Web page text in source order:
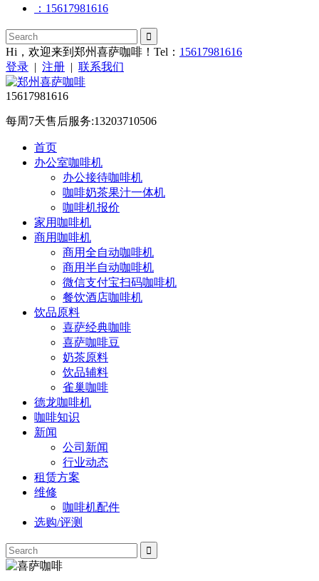
：15617981616
Hi，欢迎来到郑州喜萨咖啡！Tel： 15617981616
登录 | 注册 | 联系我们
15617981616
每周7天售后服务:13203710506
首页
办公室咖啡机
办公接待咖啡机
咖啡奶茶果汁一体机
咖啡机报价
家用咖啡机
商用咖啡机
商用全自动咖啡机
商用半自动咖啡机
微信支付宝扫码咖啡机
餐饮酒店咖啡机
饮品原料
喜萨经典咖啡
喜萨咖啡豆
奶茶原料
饮品辅料
雀巢咖啡
德龙咖啡机
咖啡知识
新闻
公司新闻
行业动态
租赁方案
维修
咖啡机配件
选购/评测